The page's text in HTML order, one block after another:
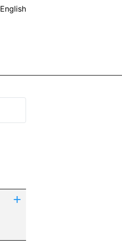
English
+